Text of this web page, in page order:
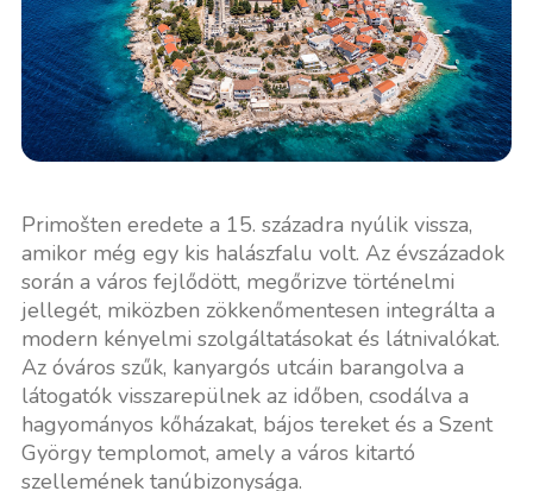
Primošten eredete a 15. századra nyúlik vissza,
amikor még egy kis halászfalu volt. Az évszázadok
során a város fejlődött, megőrizve történelmi
jellegét, miközben zökkenőmentesen integrálta a
modern kényelmi szolgáltatásokat és látnivalókat.
Az óváros szűk, kanyargós utcáin barangolva a
látogatók visszarepülnek az időben, csodálva a
hagyományos kőházakat, bájos tereket és a Szent
György templomot, amely a város kitartó
szellemének tanúbizonysága.